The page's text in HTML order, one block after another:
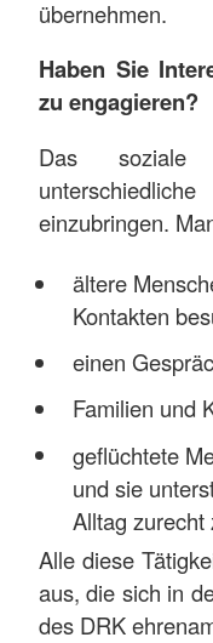
übernehmen.
Haben Sie
zu engagieren?
Das soziale
einzubringen.
ältere
Kontakten
einen
Familien und
geflüchtete
und sie
Alltag zurecht
Alle diese
aus, die sich in
des DRK